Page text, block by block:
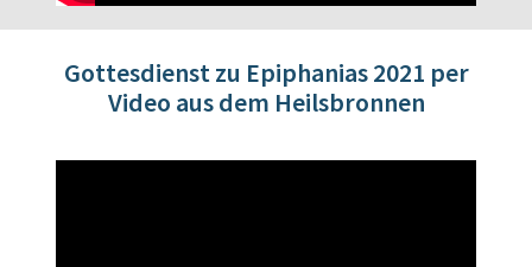
Gottesdienst zu Epiphanias 2021 per
Video aus dem Heilsbronnen